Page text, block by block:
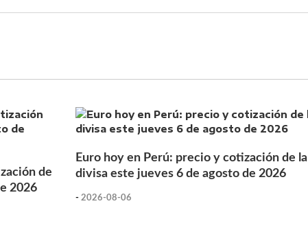
de
2026
Euro hoy en Perú: precio y cotización de la
divisa este jueves 6 de agosto de 2026
- 2026-08-06